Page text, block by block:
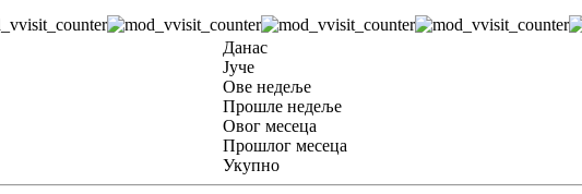
Данас
Јуче
Ове недеље
Прошле недеље
Овог месеца
Прошлог месеца
Укупно